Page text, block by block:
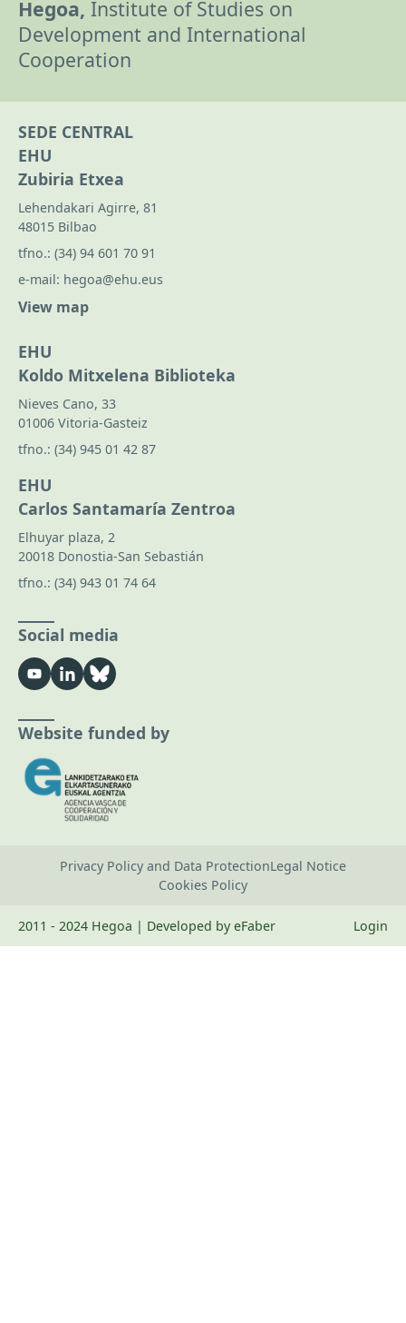
Hegoa, Institute of Studies on
Development and International
Cooperation
SEDE CENTRAL
EHU
Zubiria Etxea
Lehendakari Agirre, 81
48015 Bilbao
tfno.: (34) 94 601 70 91
e-mail: hegoa@ehu.eus
View map
EHU
Koldo Mitxelena Biblioteka
Nieves Cano, 33
01006 Vitoria-Gasteiz
tfno.: (34) 945 01 42 87
EHU
Carlos Santamaría Zentroa
Elhuyar plaza, 2
20018 Donostia-San Sebastián
tfno.: (34) 943 01 74 64
Social media
Website funded by
Privacy Policy and Data ProtectionLegal Notice
Cookies Policy
2011 - 2024 Hegoa | Developed by eFaber Login